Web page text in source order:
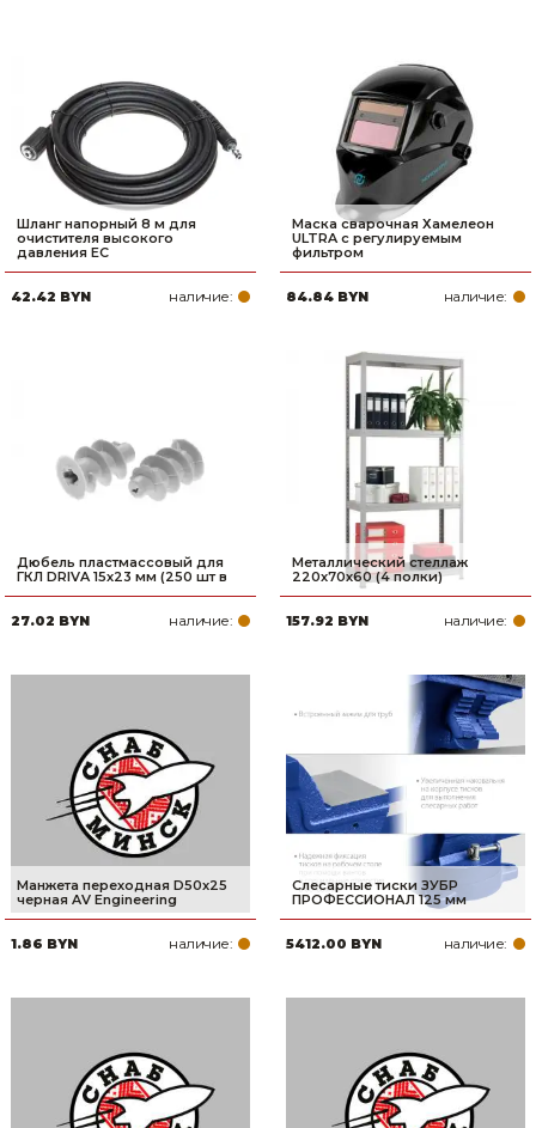
Шланг напорный 8 м для
очистителя высокого
давления EC
42.42 BYN наличие:
Маска сварочная Хамелеон
ULTRA с регулируемым
фильтром
84.84 BYN наличие:
Дюбель пластмассовый для
ГКЛ DRIVA 15х23 мм (250 шт в
27.02 BYN наличие:
Металлический стеллаж
220х70х60 (4 полки)
157.92 BYN наличие:
Манжета переходная D50x25
черная AV Engineering
1.86 BYN наличие:
Слесарные тиски ЗУБР
ПРОФЕССИОНАЛ 125 мм
5412.00 BYN наличие: